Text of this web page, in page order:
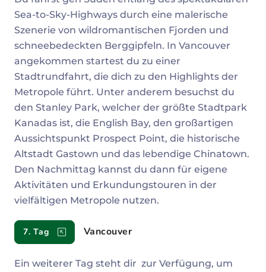
Sea-to-Sky-Highways durch eine malerische
Szenerie von wildromantischen Fjorden und
schneebedeckten Berggipfeln. In Vancouver
angekommen startest du zu einer
Stadtrundfahrt, die dich zu den Highlights der
Metropole führt. Unter anderem besuchst du
den Stanley Park, welcher der größte Stadtpark
Kanadas ist, die English Bay, den großartigen
Aussichtspunkt Prospect Point, die historische
Altstadt Gastown und das lebendige Chinatown.
Den Nachmittag kannst du dann für eigene
Aktivitäten und Erkundungstouren in der
vielfältigen Metropole nutzen.
7. Tag Vancouver
Ein weiterer Tag steht dir zur Verfügung, um